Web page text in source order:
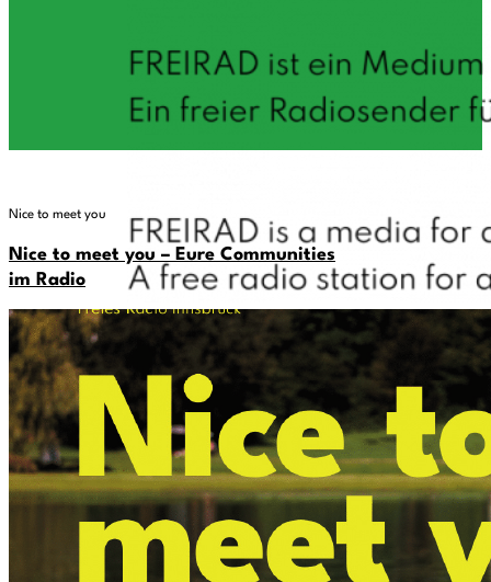
Nice to meet you
Nice to meet you – Eure Communities
im Radio